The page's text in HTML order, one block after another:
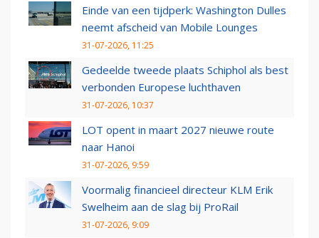
Einde van een tijdperk: Washington Dulles
neemt afscheid van Mobile Lounges
31-07-2026, 11:25
Gedeelde tweede plaats Schiphol als best
verbonden Europese luchthaven
31-07-2026, 10:37
LOT opent in maart 2027 nieuwe route
naar Hanoi
31-07-2026, 9:59
Voormalig financieel directeur KLM Erik
Swelheim aan de slag bij ProRail
31-07-2026, 9:09